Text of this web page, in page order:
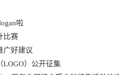
啦
比赛
广好建议
LOGO）公开征集